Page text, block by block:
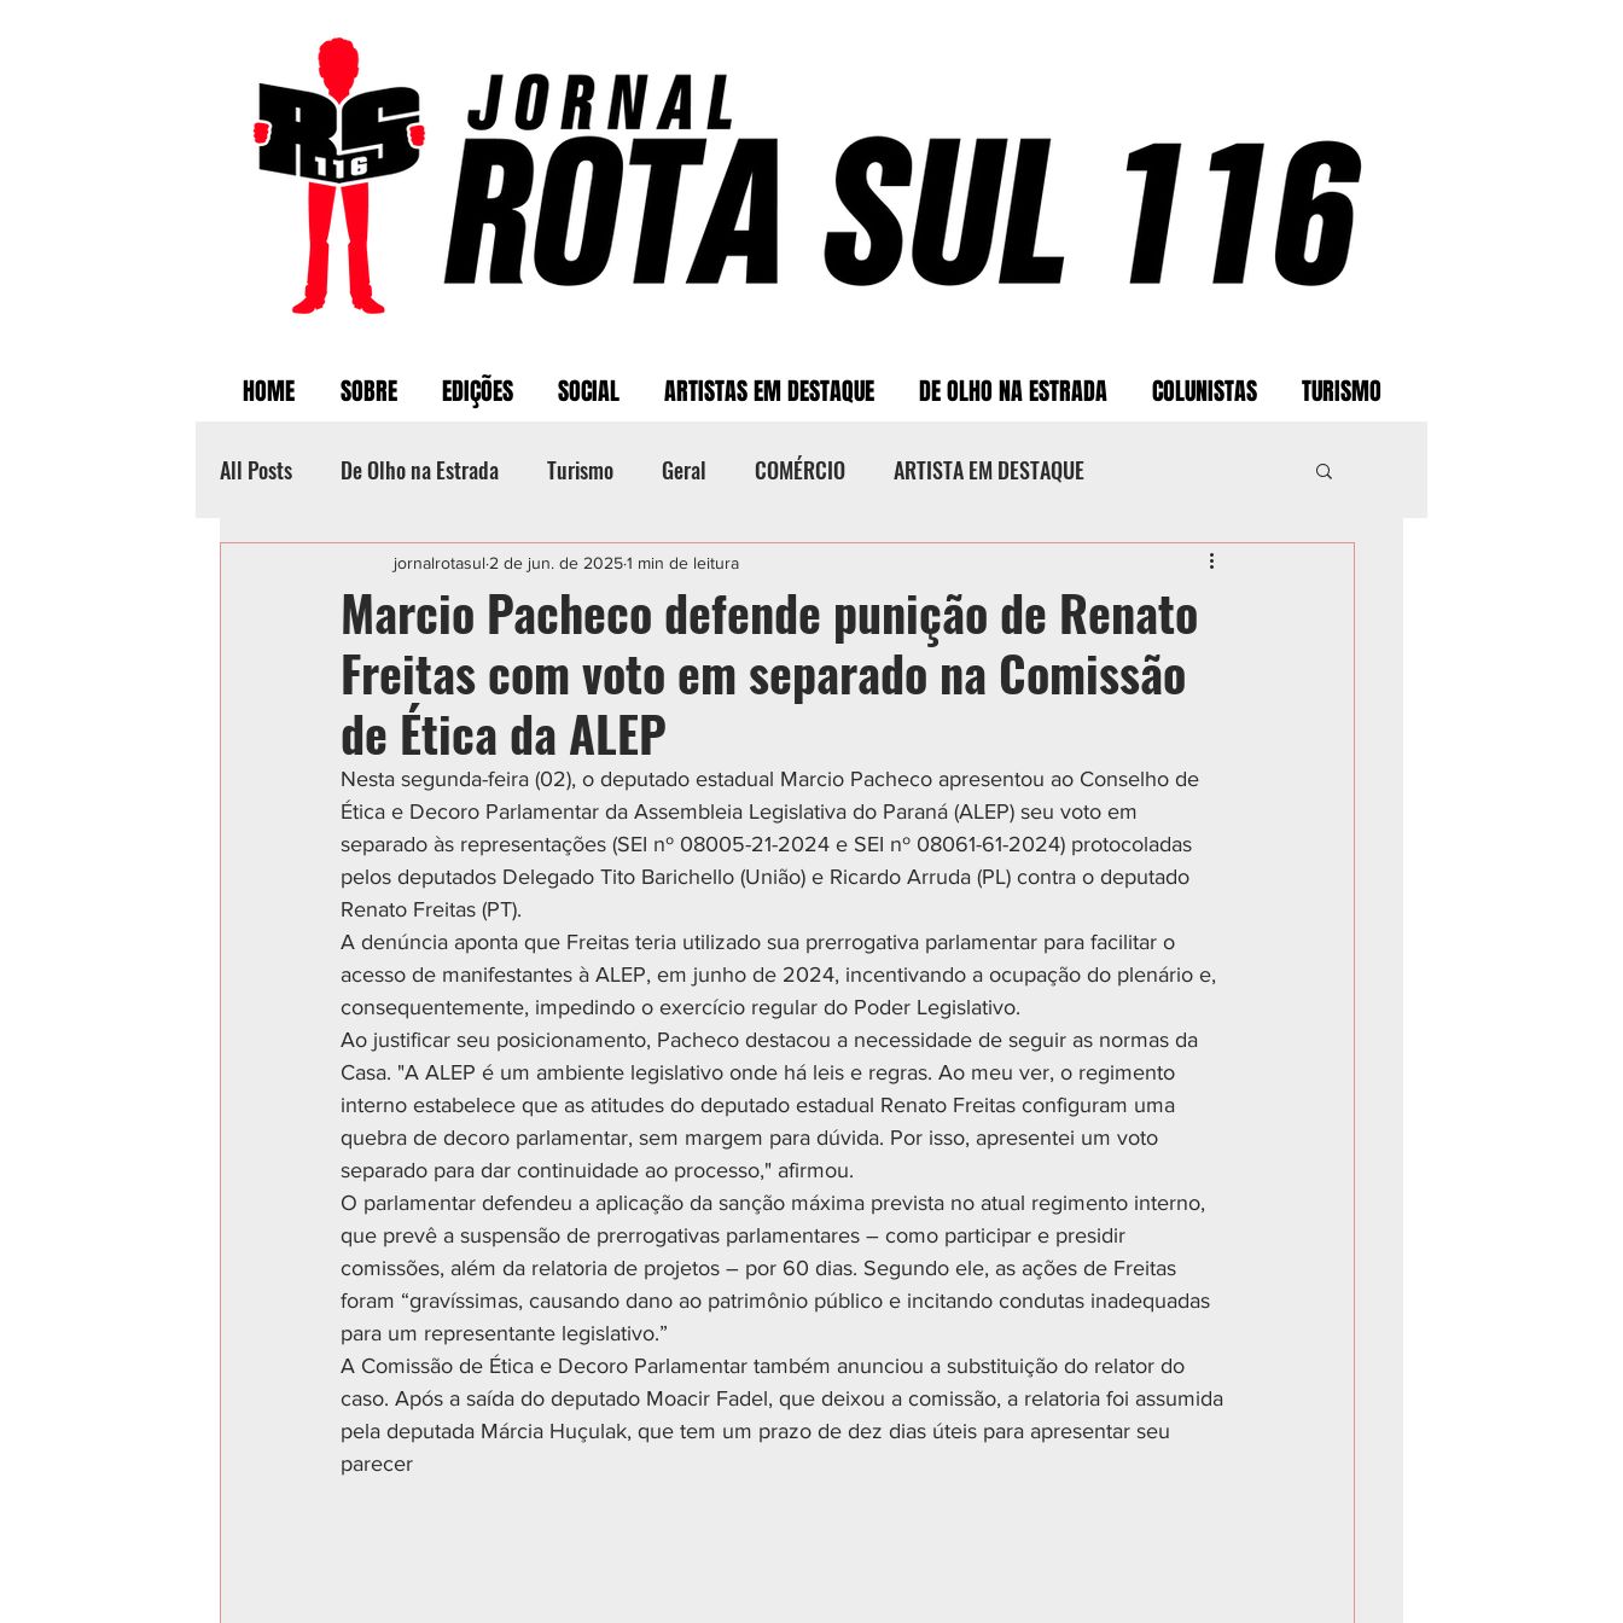
HOME SOBRE EDIÇÕES SOCIAL ARTISTAS EM DESTAQUE DE OLHO NA ESTRADA COLUNISTAS TURISMO
All Posts De Olho na Estrada Turismo Geral COMÉRCIO ARTISTA EM DESTAQUE
Categoria sem título POLICIAL ESPORTE CIDADES
Marcio Pacheco defende punição de Renato
Freitas com voto em separado na Comissão
de Ética da ALEP
jornalrotasul 2 de jun. de 20251 min de leitura
Nesta segunda-feira (02), o deputado estadual Marcio Pacheco apresentou ao Conselho de
Ética e Decoro Parlamentar da Assembleia Legislativa do Paraná (ALEP) seu voto em
separado às representações (SEI nº 08005-21-2024 e SEI nº 08061-61-2024) protocoladas
pelos deputados Delegado Tito Barichello (União) e Ricardo Arruda (PL) contra o deputado
Renato Freitas (PT).
A denúncia aponta que Freitas teria utilizado sua prerrogativa parlamentar para facilitar o
acesso de manifestantes à ALEP, em junho de 2024, incentivando a ocupação do plenário e,
consequentemente, impedindo o exercício regular do Poder Legislativo.
Ao justificar seu posicionamento, Pacheco destacou a necessidade de seguir as normas da
Casa. "A ALEP é um ambiente legislativo onde há leis e regras. Ao meu ver, o regimento
interno estabelece que as atitudes do deputado estadual Renato Freitas configuram uma
quebra de decoro parlamentar, sem margem para dúvida. Por isso, apresentei um voto
separado para dar continuidade ao processo," afirmou.
O parlamentar defendeu a aplicação da sanção máxima prevista no atual regimento interno,
que prevê a suspensão de prerrogativas parlamentares – como participar e presidir
comissões, além da relatoria de projetos – por 60 dias. Segundo ele, as ações de Freitas
foram “gravíssimas, causando dano ao patrimônio público e incitando condutas inadequadas
para um representante legislativo.”
A Comissão de Ética e Decoro Parlamentar também anunciou a substituição do relator do
caso. Após a saída do deputado Moacir Fadel, que deixou a comissão, a relatoria foi assumida
pela deputada Márcia Huçulak, que tem um prazo de dez dias úteis para apresentar seu
parecer